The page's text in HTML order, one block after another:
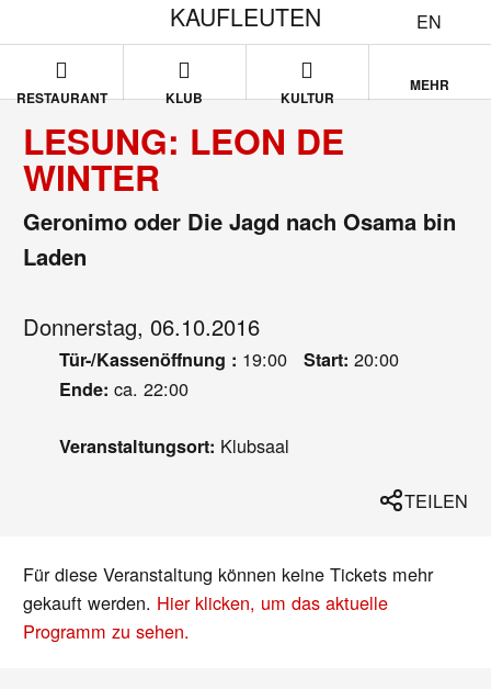
EN
KAUFLEUTEN
RESTAURANT KLUB KULTUR
MEHR
LESUNG: LEON DE
WINTER
Geronimo oder Die Jagd nach Osama bin
Laden
Donnerstag, 06.10.2016
Tür-/Kassenöffnung : 19:00 Start: 20:00
Ende: ca. 22:00
Veranstaltungsort: Klubsaal
TEILEN
Für diese Veranstaltung können keine Tickets mehr
gekauft werden. Hier klicken, um das aktuelle
Programm zu sehen.